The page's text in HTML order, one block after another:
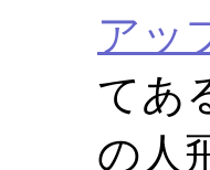
アッ
てあ
の人